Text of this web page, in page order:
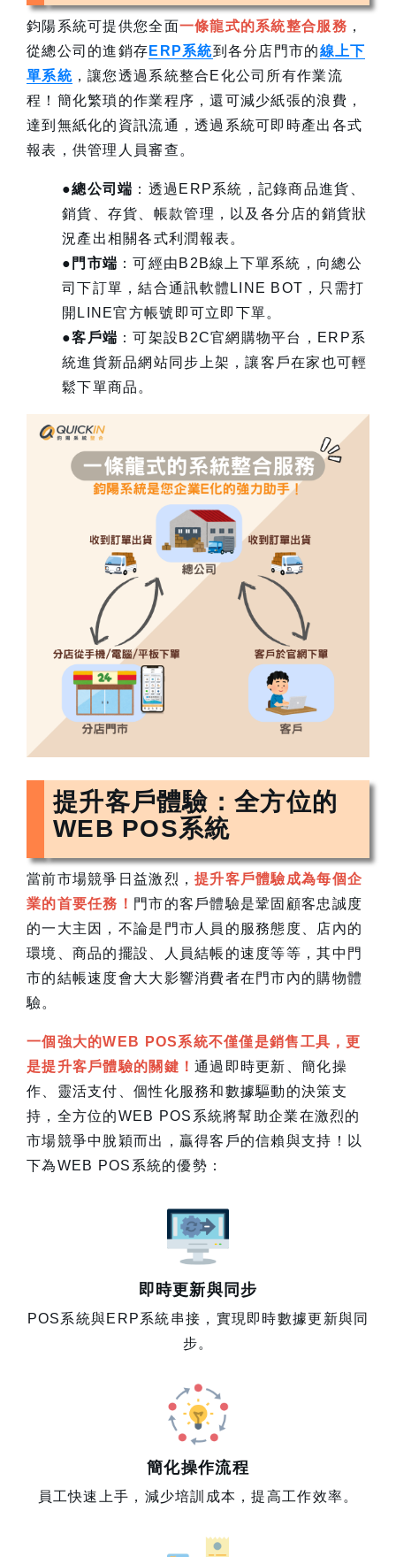
鈞陽系統可提供您全面一條龍式的系統整合服務 ，
從總公司的進銷存 ERP系統到各分店門市的線上下
單系統，讓您透過系統整合E化公司所有作業流
程！簡化繁瑣的作業程序，還可減少紙張的浪費，
達到無紙化的資訊流通，透過系統可即時產出各式
報表，供管理人員審查。
●總公司端 ：透過ERP系統，記錄商品進貨、
銷貨、存貨、帳款管理，以及各分店的銷貨狀
況產出相關各式利潤報表。
● 門市端 ：可經由B2B線上下單系統，向總公
司下訂單，結合通訊軟體LINE BOT，只需打
開LINE官方帳號即可立即下單。
●客戶端 ：可架設B2C官網購物平台，ERP系
統進貨新品網站同步上架，讓客戶在家也可輕
鬆下單商品。
提升客戶體驗：全方位的
WEB POS系統
當前市場競爭日益激烈，提升客戶體驗成為每個企
業的首要任務！ 門市的客戶體驗是鞏固顧客忠誠度
的一大主因，不論是門市人員的服務態度、店內的
環境、商品的擺設、人員結帳的速度等等，其中門
市的結帳速度會大大影響消費者在門市內的購物體
驗。
一個強大的WEB POS系統不僅僅是銷售工具 ，更
是提升客戶體驗的關鍵！通過即時更新、簡化操
作、靈活支付、個性化服務和數據驅動的決策支
持，全方位的WEB POS系統將幫助企業在激烈的
市場競爭中脫穎而出，贏得客戶的信賴與支持！以
下為WEB POS系統的優勢：
即時更新與同步
POS系統與ERP系統串接，實現即時數據更新與同
步。
簡化操作流程
員工快速上手，減少培訓成本，提高工作效率。